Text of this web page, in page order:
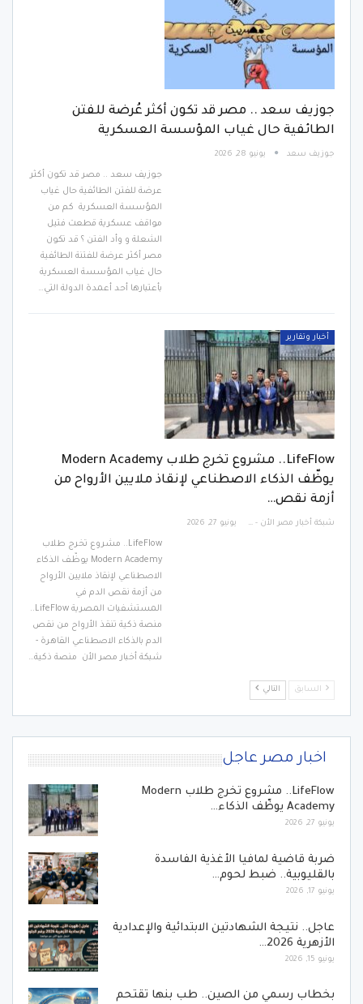
جوزيف سعد .. مصر قد تكون أكثر عُرضة للفتن
الطائفية حال غياب المؤسسة العسكرية
جوزيف سعد يونيو 28, 2026
جوزيف سعد .. مصر قد تكون أكثر
عرضة للفتن الطائفية حال غياب
المؤسسة العسكرية كم من
مواقف عسكرية قطعت فتيل
الشعلة و وأد الفتن ؟ قد تكون
مصر أكثر عرضة للفتنة الطائفية
حال غياب المؤسسة العسكرية
بأعتبارها أحد أعمدة الدولة التي…
أخبار وتقارير
LifeFlow.. مشروع تخرج طلاب Modern Academy
يوظّف الذكاء الاصطناعي لإنقاذ ملايين الأرواح من
أزمة نقص…
شبكة أخبار مصر الأن - Egypt News Network Now يونيو 27, 2026
LifeFlow.. مشروع تخرج طلاب
Modern Academy يوظّف الذكاء
الاصطناعي لإنقاذ ملايين الأرواح
من أزمة نقص الدم في
المستشفيات المصرية LifeFlow..
منصة ذكية تنقذ الأرواح من نقص
الدم بالذكاء الاصطناعي القاهرة -
شبكة أخبار مصر الأن منصة ذكية…
السابق التالي
اخبار مصر عاجل
LifeFlow.. مشروع تخرج طلاب Modern
Academy يوظّف الذكاء…
يونيو 27, 2026
ضربة قاضية لمافيا الأغذية الفاسدة
بالقليوبية.. ضبط لحوم…
يونيو 17, 2026
عاجل.. نتيجة الشهادتين الابتدائية والإعدادية
الأزهرية 2026…
يونيو 15, 2026
بخطاب رسمي من الصين.. طب بنها تقتحم